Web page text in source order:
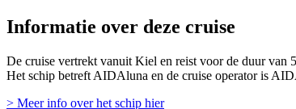
Informatie over deze cruise
De cruise vertrekt vanuit Kiel en reist voor de duur van
Het schip betreft AIDAluna en de cruise operator is
> Meer info over het schip hier